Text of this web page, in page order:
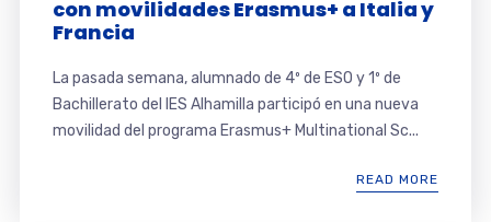
con movilidades Erasmus+ a Italia y
Francia
La pasada semana, alumnado de 4º de ESO y 1º de
Bachillerato del IES Alhamilla participó en una nueva
movilidad del programa Erasmus+ Multinational Sc...
READ MORE